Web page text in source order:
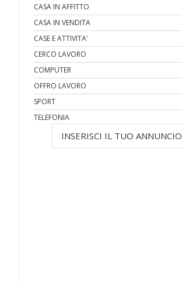
CASA IN AFFITTO
CASA IN VENDITA
CASE E ATTIVITA'
CERCO LAVORO
COMPUTER
OFFRO LAVORO
SPORT
TELEFONIA
INSERISCI IL TUO ANNUNCIO